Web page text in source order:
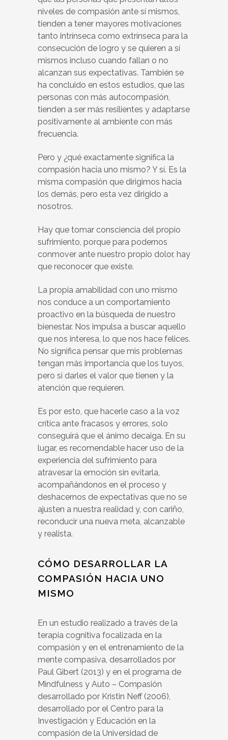
niveles de compasión ante sí mismos,
tienden a tener mayores motivaciones
tanto intrínseca como extrínseca para la
consecución de logro y se quieren a sí
mismos incluso cuando fallan o no
alcanzan sus expectativas. También se
ha concluido en estos estudios, que las
personas con más autocompasión,
tienden a ser más resilientes y adaptarse
positivamente al ambiente con más
frecuencia.
Pero y ¿qué exactamente significa la
compasión hacia uno mismo? Y sí. Es la
misma compasión que dirigimos hacia
los demás, pero esta vez dirigido a
nosotros.
Hay que tomar consciencia del propio
sufrimiento, porque para podernos
conmover ante nuestro propio dolor, hay
que reconocer que existe.
La propia amabilidad con uno mismo
nos conduce a un comportamiento
proactivo en la búsqueda de nuestro
bienestar. Nos impulsa a buscar aquello
que nos interesa, lo que nos hace felices.
No significa pensar que mis problemas
tengan más importancia que los tuyos,
pero si darles el valor que tienen y la
atención que requieren.
Es por esto, que hacerle caso a la voz
crítica ante fracasos y errores, solo
conseguirá que el ánimo decaiga. En su
lugar, es recomendable hacer uso de la
experiencia del sufrimiento para
atravesar la emoción sin evitarla,
acompañándonos en el proceso y
deshacernos de expectativas que no se
ajusten a nuestra realidad y, con cariño,
reconducir una nueva meta, alcanzable
y realista.
CÓMO DESARROLLAR LA
COMPASIÓN HACIA UNO
MISMO
En un estudio realizado a través de la
terapia cognitiva focalizada en la
compasión y en el entrenamiento de la
mente compasiva, desarrollados por
Paul Gibert (2013) y en el programa de
Mindfulness y Auto – Compasión
desarrollado por Kristin Neff (2006),
desarrollado por el Centro para la
Investigación y Educación en la
compasión de la Universidad de